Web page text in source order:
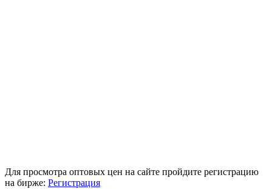
Для просмотра оптовых цен на сайте пройдите регистрацию
на бирже: Регистрация